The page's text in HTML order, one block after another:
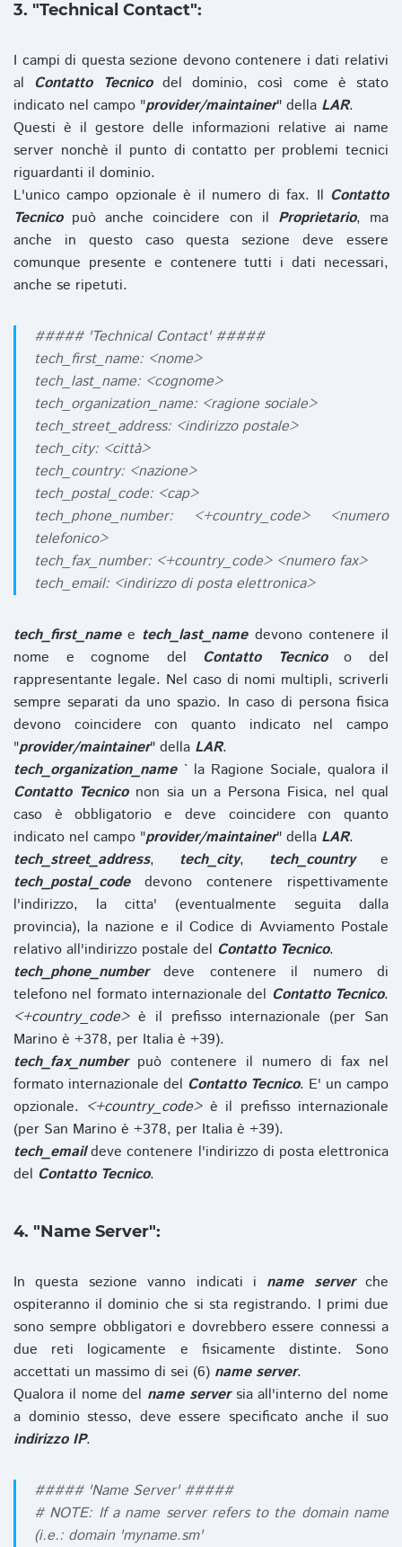
3. "Technical Contact":
I campi di questa sezione devono contenere i dati relativi
al Contatto Tecnicodel dominio, così come è stato
indicato nel campo "provider/maintainer" della LAR.
Questi è il gestore delle informazioni relative ai name
server nonchè il punto di contatto per problemi tecnici
riguardanti il dominio.
L'unico campo opzionale è il numero di fax. Il Contatto
Tecnicopuò anche coincidere con il Proprietario, ma
anche in questo caso questa sezione deve essere
comunque presente e contenere tutti i dati necessari,
anche se ripetuti.
##### 'Technical Contact' #####
tech_first_name: <nome>
tech_last_name: <cognome>
tech_organization_name: <ragione sociale>
tech_street_address: <indirizzo postale>
tech_city: <città>
tech_country: <nazione>
tech_postal_code: <cap>
tech_phone_number: <+country_code> <numero
telefonico>
tech_fax_number: <+country_code> <numero fax>
tech_email: <indirizzo di posta elettronica>
tech_first_namee tech_last_namedevono contenere il
nome e cognome del Contatto Tecnicoo del
rappresentante legale. Nel caso di nomi multipli, scriverli
sempre separati da uno spazio. In caso di persona fisica
devono coincidere con quanto indicato nel campo
"provider/maintainer" della LAR.
tech_organization_name` la Ragione Sociale, qualora il
Contatto Tecniconon sia un a Persona Fisica, nel qual
caso è obbligatorio e deve coincidere con quanto
indicato nel campo "provider/maintainer" della LAR.
tech_street_address, tech_city, tech_countrye
tech_postal_codedevono contenere rispettivamente
l'indirizzo, la citta' (eventualmente seguita dalla
provincia), la nazione e il Codice di Avviamento Postale
relativo all'indirizzo postale del Contatto Tecnico.
tech_phone_numberdeve contenere il numero di
telefono nel formato internazionale del Contatto Tecnico.
<+country_code>è il prefisso internazionale (per San
Marino è +378, per Italia è +39).
tech_fax_numberpuò contenere il numero di fax nel
formato internazionale del Contatto Tecnico. E' un campo
opzionale. <+country_code>è il prefisso internazionale
(per San Marino è +378, per Italia è +39).
tech_emaildeve contenere l'indirizzo di posta elettronica
del Contatto Tecnico.
4. "Name Server":
In questa sezione vanno indicati i name serverche
ospiteranno il dominio che si sta registrando. I primi due
sono sempre obbligatori e dovrebbero essere connessi a
due reti logicamente e fisicamente distinte. Sono
accettati un massimo di sei (6) name server.
Qualora il nome del name serversia all'interno del nome
a dominio stesso, deve essere specificato anche il suo
indirizzo IP.
##### 'Name Server' #####
# NOTE: If a name server refers to the domain name
(i.e.: domain 'myname.sm'